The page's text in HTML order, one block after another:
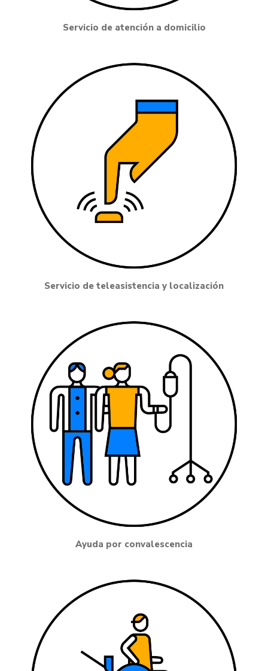
Servicio de atención a domicilio
Servicio de teleasistencia y localización
Ayuda por convalescencia